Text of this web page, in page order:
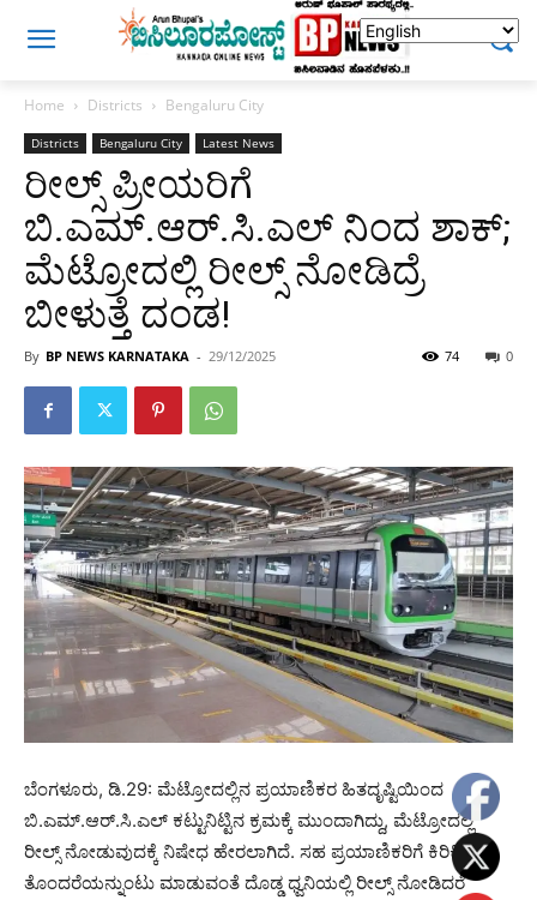
Home Districts Bengaluru City
Districts Bengaluru City Latest News
ರೀಲ್ಸ್‌ ಪ್ರೀಯರಿಗೆ
ಬಿ.ಎಮ್.ಆರ್.ಸಿ.ಎಲ್ ನಿಂದ ಶಾಕ್;
ಮೆಟ್ರೋದಲ್ಲಿ ರೀಲ್ಸ್ ನೋಡಿದ್ರೆ‌
ಬೀಳುತ್ತೆ ದಂಡ!
By BP NEWS KARNATAKA - 29/12/2025 0
74
ಬೆಂಗಳೂರು, ಡಿ.29: ಮೆಟ್ರೋದಲ್ಲಿನ ಪ್ರಯಾಣಿಕರ ಹಿತದೃಷ್ಟಿಯಿಂದ
ಬಿ.ಎಮ್.ಆರ್.ಸಿ.ಎಲ್ ಕಟ್ಟುನಿಟ್ಟಿನ ಕ್ರಮಕ್ಕೆ ಮುಂದಾಗಿದ್ದು, ಮೆಟ್ರೋದಲ್ಲಿ
ರೀಲ್ಸ್ ನೋಡುವುದಕ್ಕೆ ನಿಷೇಧ ಹೇರಲಾಗಿದೆ. ಸಹ ಪ್ರಯಾಣಿಕರಿಗೆ ಕಿರಿಕಿರಿ-
ತೊಂದರೆಯನ್ನುಂಟು ಮಾಡುವಂತೆ ದೊಡ್ಡ ಧ್ವನಿಯಲ್ಲಿ ರೀಲ್ಸ್ ನೋಡಿದರೆ